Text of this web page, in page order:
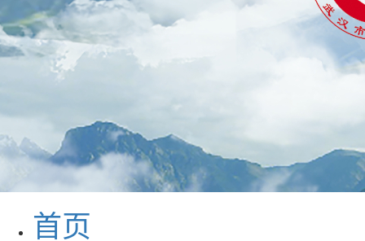
首页